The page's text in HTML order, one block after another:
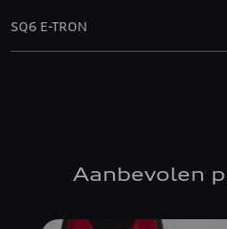
SQ6 E-TRON
Aanbevolen